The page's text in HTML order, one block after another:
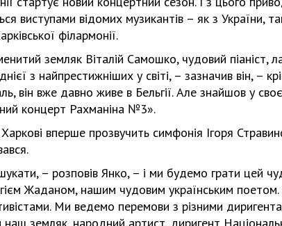
виступами відомих музикантів – як з України,
філармонії.
земляк Віталій Самошко, чудовий піаніст,
з найпрестижніших у світі, – зазначив він, –
він вже давно живе в Бельгії. Але знайшов у
концерт Рахманіна №3».
вперше прозвучить симфонія Ігоря
– розповів Янко, – і ми будемо грати цей
Жаданом, нашим чудовим українським
Ми ведемо перемови з різними